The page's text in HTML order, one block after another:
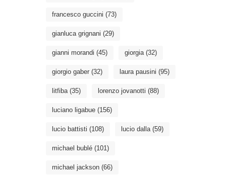
francesco guccini (73)
gianluca grignani (29)
gianni morandi (45) giorgia(32)
giorgio gaber (32) laura pausini (95)
litfiba(35) lorenzo jovanotti (88)
luciano ligabue (156)
lucio battisti (108) lucio dalla(59)
michael bublé (101)
michael jackson (66)